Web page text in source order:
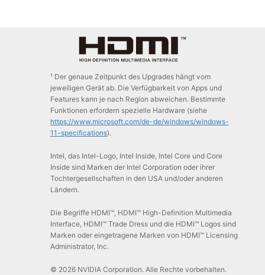
¹ Der genaue Zeitpunkt des Upgrades hängt vom
jeweiligen Gerät ab. Die Verfügbarkeit von Apps und
Features kann je nach Region abweichen. Bestimmte
Funktionen erfordern spezielle Hardware (siehe
https://www.microsoft.com/de-de/windows/windows-
11-specifications).
Intel, das Intel-Logo, Intel Inside, Intel Core und Core
Inside sind Marken der Intel Corporation oder ihrer
Tochtergesellschaften in den USA und/oder anderen
Ländern.
Die Begriffe HDMI™, HDMI™ High-Definition Multimedia
Interface, HDMI™ Trade Dress und die HDMI™ Logos sind
Marken oder eingetragene Marken von HDMI™ Licensing
Administrator, Inc.
© 2026 NVIDIA Corporation. Alle Rechte vorbehalten.